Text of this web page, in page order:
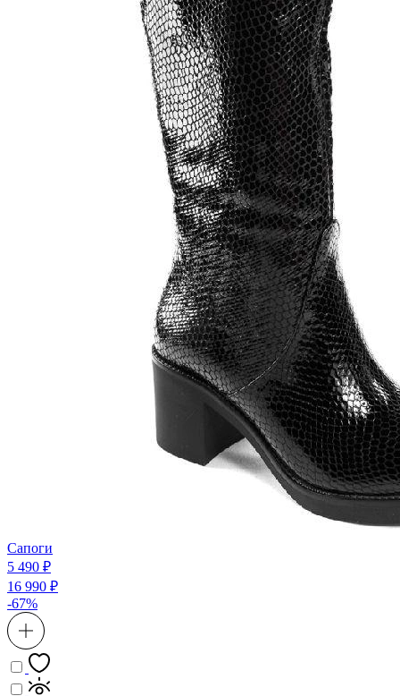
Сапоги
5 490 ₽
16 990 ₽
-67%